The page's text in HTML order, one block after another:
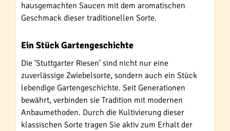
hausgemachten Saucen mit dem aromatischen
Geschmack dieser traditionellen Sorte.
Ein Stück Gartengeschichte
Die 'Stuttgarter Riesen' sind nicht nur eine
zuverlässige Zwiebelsorte, sondern auch ein Stück
lebendige Gartengeschichte. Seit Generationen
bewährt, verbinden sie Tradition mit modernen
Anbaumethoden. Durch die Kultivierung dieser
klassischen Sorte tragen Sie aktiv zum Erhalt der